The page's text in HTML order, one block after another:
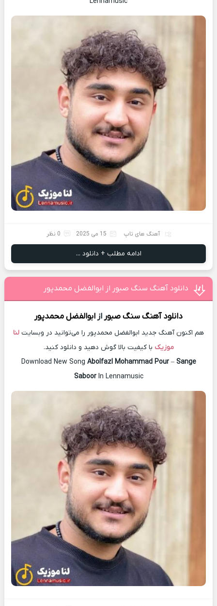
آهنگ های تاپ 15 می 2025 0 نظر
ادامه مطلب + دانلود ...
دانلود آهنگ سنگ صبور از ابوالفضل محمدپور
دانلود آهنگسنگ صبورازابوالفضل محمدپور
هم اکنون آهنگ جدید ابوالفضل محمدپور را می‌توانید در وبسایت لنا
موزیک با کیفیت بالا گوش دهید و دانلود کنید.
Download New Song Abolfazl Mohammad Pour– Sange
SaboorIn Lennamusic